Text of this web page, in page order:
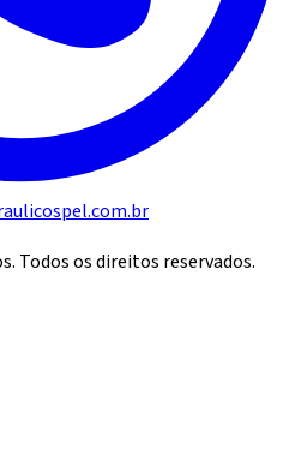
. Todos os direitos reservados.